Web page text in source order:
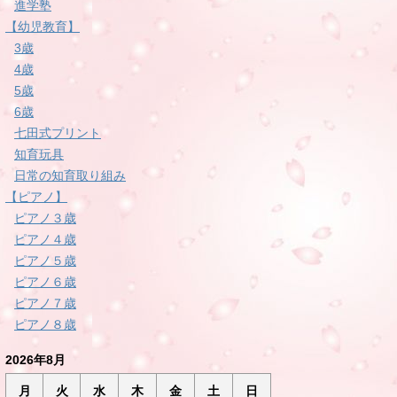
進学塾
【幼児教育】
3歳
4歳
5歳
6歳
七田式プリント
知育玩具
日常の知育取り組み
【ピアノ】
ピアノ３歳
ピアノ４歳
ピアノ５歳
ピアノ６歳
ピアノ７歳
ピアノ８歳
2026年8月
月 火 水 木 金 土 日